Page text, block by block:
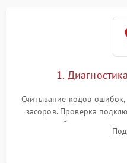
циркуляционным насосом
1.
Считывание кодов
засоров. Проверка
жалоб на
разбрызгивателей или